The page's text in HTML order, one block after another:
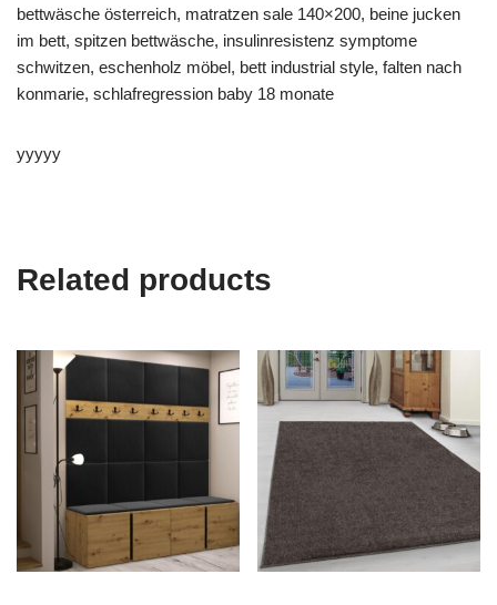
bettwäsche österreich, matratzen sale 140×200, beine jucken
im bett, spitzen bettwäsche, insulinresistenz symptome
schwitzen, eschenholz möbel, bett industrial style, falten nach
konmarie, schlafregression baby 18 monate
yyyyy
Related products